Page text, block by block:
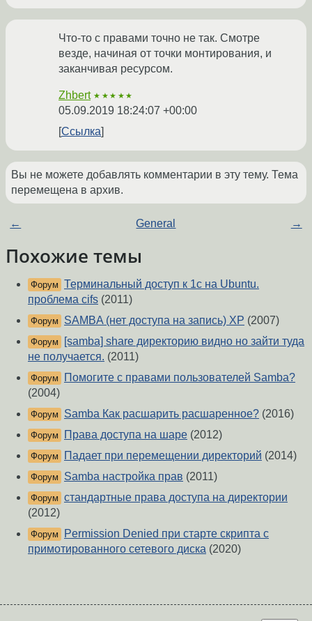
Что-то с правами точно не так. Смотре
везде, начиная от точки монтирования, и
заканчивая ресурсом.
Zhbert ★★★★★
05.09.2019 18:24:07 +00:00
Ссылка
Вы не можете добавлять комментарии в эту тему. Тема
перемещена в архив.
← General →
Похожие темы
Форум Терминальный доступ к 1с на Ubuntu.
проблема cifs (2011)
Форум SAMBA (нет доступа на запись) XP (2007)
Форум
[samba] share директорию видно но зайти туда
не получается. (2011)
Форум
Помогите с правами пользователей Samba?
(2004)
Форум Samba Как расшарить расшаренное? (2016)
Форум Права доступа на шаре (2012)
Форум Падает при перемещении директорий (2014)
Форум Samba настройка прав (2011)
Форум стандартные права доступа на директории
(2012)
Форум
Permission Denied при старте скрипта с
примотированного сетевого диска (2020)